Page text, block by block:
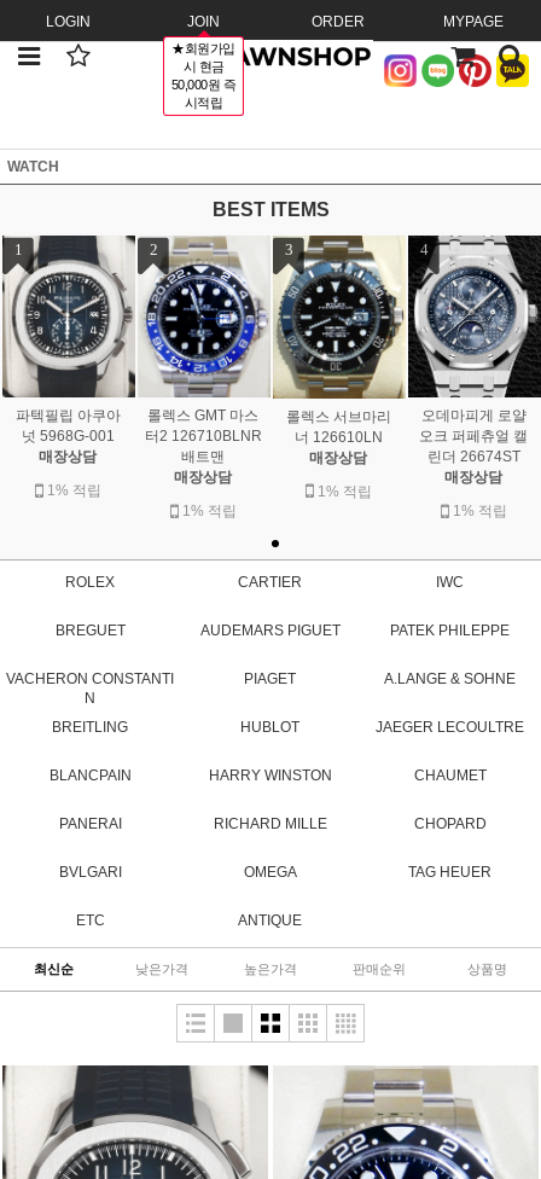
LOGIN JOIN
★회원가입
시 현금
50,000원 즉
시적립
ORDER MYPAGE
WATCH
BEST ITEMS
1
파텍필립 아쿠아
넛 5968G-001
매장상담
1% 적립
2
롤렉스 GMT 마스
터2 126710BLNR
배트맨
매장상담
1% 적립
3
롤렉스 서브마리
너 126610LN
매장상담
1% 적립
4
오데마피게 로얄
오크 퍼페츄얼 캘
린더 26674ST
매장상담
1% 적립
ROLEX CARTIER IWC
BREGUET AUDEMARS PIGUET PATEK PHILEPPE
VACHERON CONSTANTI
N
PIAGET A.LANGE & SOHNE
BREITLING HUBLOT JAEGER LECOULTRE
BLANCPAIN HARRY WINSTON CHAUMET
PANERAI RICHARD MILLE CHOPARD
BVLGARI OMEGA TAG HEUER
ETC ANTIQUE
최신순 낮은가격 높은가격 판매순위 상품명